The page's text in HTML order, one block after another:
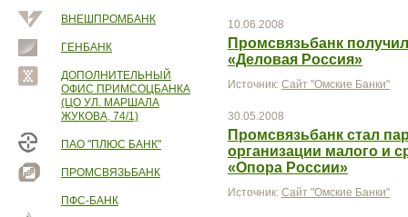
ВНЕШПРОМБАНК
ГЕНБАНК
ДОПОЛНИТЕЛЬНЫЙ
ОФИС ПРИМСОЦБАНКА
(ЦО УЛ. МАРШАЛА
ЖУКОВА, 74/1)
ПАО "ПЛЮС БАНК"
ПРОМСВЯЗЬБАНК
ПФС-БАНК
10.06.2008
Промсвязьбанк
«Деловая Россия»
Источник: Сайт "Омские Банки"
30.05.2008
Промсвязьбанк стал
организации малого и
«Опора России»
Источник: Сайт "Омские Банки"